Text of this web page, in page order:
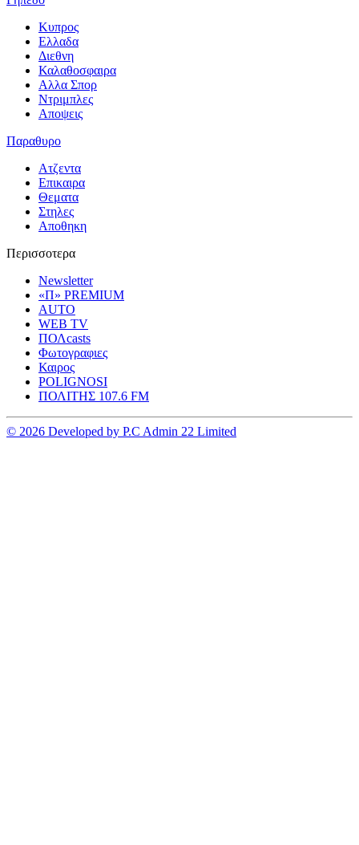
Κυπρος
Ελλαδα
Διεθνη
Καλαθοσφαιρα
Αλλα Σπορ
Ντριμπλες
Αποψεις
Παραθυρο
Ατζεντα
Επικαιρα
Θεματα
Στηλες
Αποθηκη
Περισσοτερα
Newsletter
«Π» PREMIUM
AUTO
WEB TV
ΠΟΛcasts
Φωτογραφιες
Καιρος
POLIGNOSI
ΠΟΛΙΤΗΣ 107.6 FM
© 2026 Developed by P.C Admin 22 Limited